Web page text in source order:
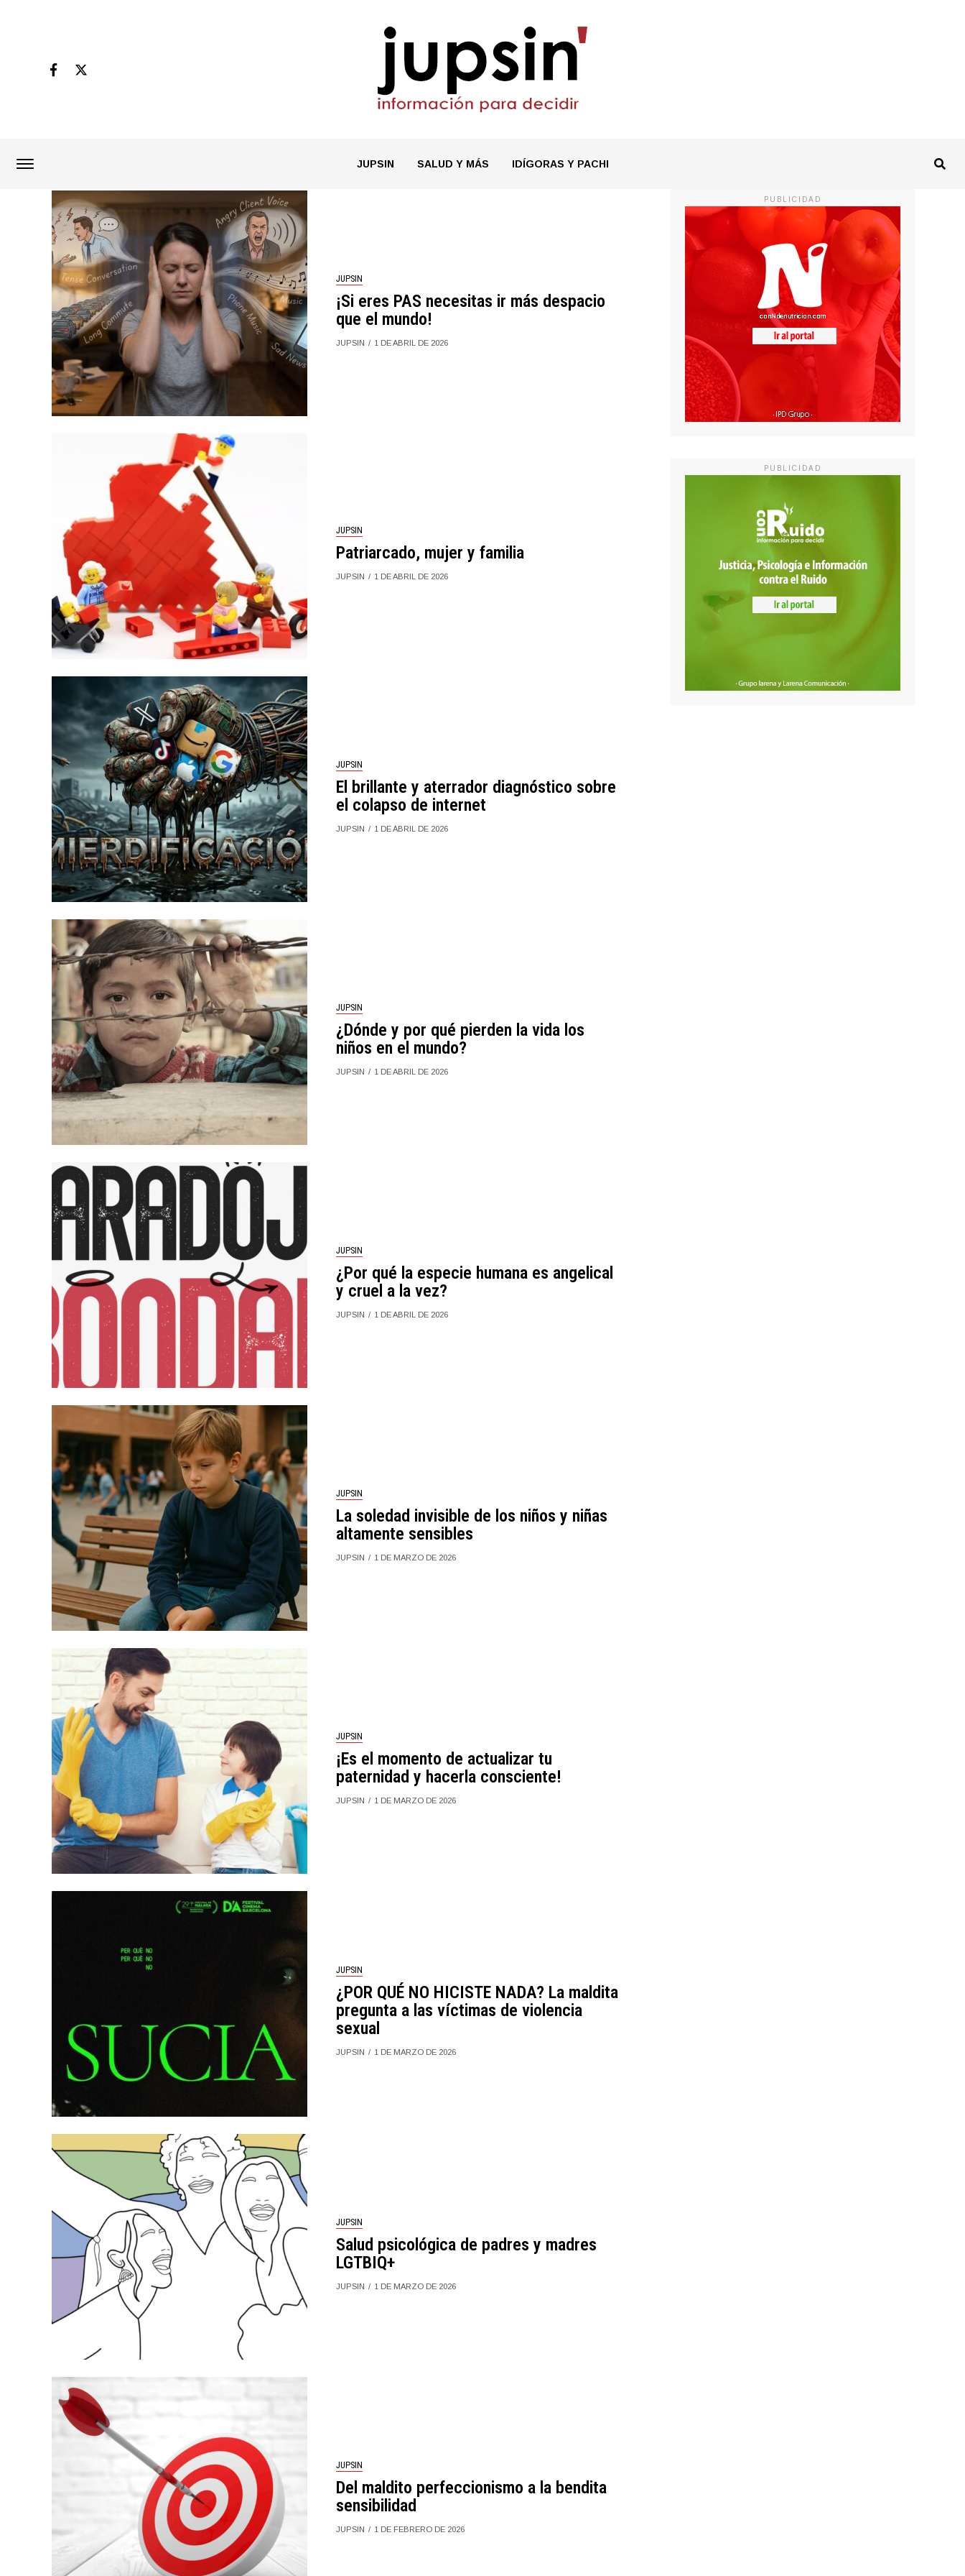
JUPSIN SALUD Y MÁS IDÍGORAS Y PACHI
JUPSIN
¡Si eres PAS necesitas ir más despacio
que el mundo!
JUPSIN 1 DE ABRIL DE 2026
JUPSIN
Patriarcado, mujer y familia
JUPSIN 1 DE ABRIL DE 2026
JUPSIN
El brillante y aterrador diagnóstico sobre
el colapso de internet
JUPSIN 1 DE ABRIL DE 2026
JUPSIN
¿Dónde y por qué pierden la vida los
niños en el mundo?
JUPSIN 1 DE ABRIL DE 2026
JUPSIN
¿Por qué la especie humana es angelical
y cruel a la vez?
JUPSIN 1 DE ABRIL DE 2026
JUPSIN
La soledad invisible de los niños y niñas
altamente sensibles
JUPSIN 1 DE MARZO DE 2026
JUPSIN
¡Es el momento de actualizar tu
paternidad y hacerla consciente!
JUPSIN 1 DE MARZO DE 2026
JUPSIN
¿POR QUÉ NO HICISTE NADA? La maldita
pregunta a las víctimas de violencia
sexual
JUPSIN 1 DE MARZO DE 2026
JUPSIN
Salud psicológica de padres y madres
LGTBIQ+
JUPSIN 1 DE MARZO DE 2026
JUPSIN
Del maldito perfeccionismo a la bendita
sensibilidad
JUPSIN 1 DE FEBRERO DE 2026
PUBLICIDAD
PUBLICIDAD